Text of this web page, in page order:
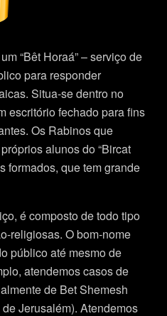
“Bêt Horaá” – serviço de
para responder
Situa-se dentro no
escritório fechado para fins
Os Rabinos que
alunos do “Bircat
formados, que tem grande
é composto de todo tipo
religiosas. O bom-nome
público até mesmo de
atendemos casos de
de Bet Shemesh
Jerusalém). Atendemos